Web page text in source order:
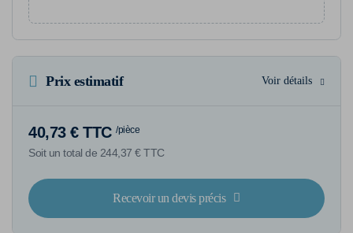
Prix estimatif Voir détails
40,73 € TTC /pièce
Soit un total de 244,37 € TTC
Recevoir un devis précis